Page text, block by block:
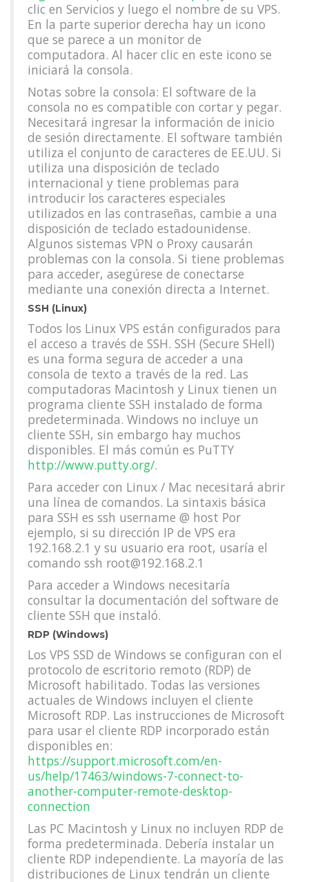
clic en Servicios y luego el nombre de su VPS.
En la parte superior derecha hay un icono
que se parece a un monitor de
computadora. Al hacer clic en este icono se
iniciará la consola.
Notas sobre la consola: El software de la
consola no es compatible con cortar y pegar.
Necesitará ingresar la información de inicio
de sesión directamente. El software también
utiliza el conjunto de caracteres de EE.UU. Si
utiliza una disposición de teclado
internacional y tiene problemas para
introducir los caracteres especiales
utilizados en las contraseñas, cambie a una
disposición de teclado estadounidense.
Algunos sistemas VPN o Proxy causarán
problemas con la consola. Si tiene problemas
para acceder, asegúrese de conectarse
mediante una conexión directa a Internet.
SSH (Linux)
Todos los Linux VPS están configurados para
el acceso a través de SSH. SSH (Secure SHell)
es una forma segura de acceder a una
consola de texto a través de la red. Las
computadoras Macintosh y Linux tienen un
programa cliente SSH instalado de forma
predeterminada. Windows no incluye un
cliente SSH, sin embargo hay muchos
disponibles. El más común es PuTTY
http://www.putty.org/.
Para acceder con Linux / Mac necesitará abrir
una línea de comandos. La sintaxis básica
para SSH es ssh username @ host Por
ejemplo, si su dirección IP de VPS era
192.168.2.1 y su usuario era root, usaría el
comando ssh root@192.168.2.1
Para acceder a Windows necesitaría
consultar la documentación del software de
cliente SSH que instaló.
RDP (Windows)
Los VPS SSD de Windows se configuran con el
protocolo de escritorio remoto (RDP) de
Microsoft habilitado. Todas las versiones
actuales de Windows incluyen el cliente
Microsoft RDP. Las instrucciones de Microsoft
para usar el cliente RDP incorporado están
disponibles en:
https://support.microsoft.com/en-
us/help/17463/windows-7-connect-to-
another-computer-remote-desktop-
connection
Las PC Macintosh y Linux no incluyen RDP de
forma predeterminada. Debería instalar un
cliente RDP independiente. La mayoría de las
distribuciones de Linux tendrán un cliente